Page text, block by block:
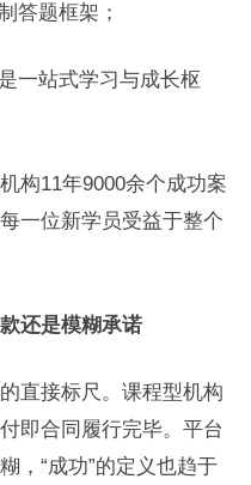
答题框架；
一站式学习与成长枢
构11年9000余个成功案
一位新学员受益于整个
还是模糊承诺
直接标尺。课程型机构
即合同履行完毕。平台
，“成功”的定义也趋于